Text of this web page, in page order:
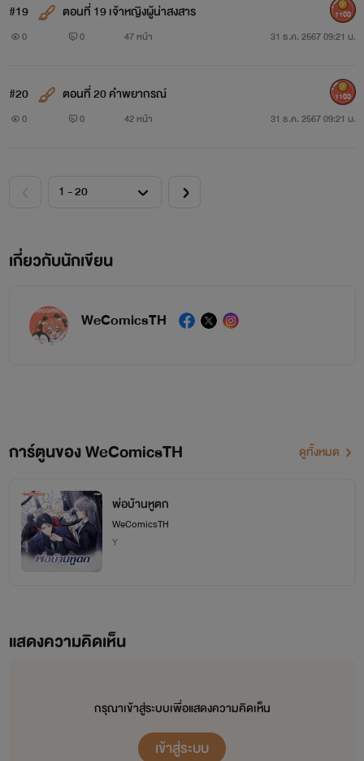
#19 ตอนที่ 19 เจ้าหญิงผู้น่าสงสาร
0 0 47 หน้า 31 ธ.ค. 2567 09:21 น.
1100
#20 ตอนที่ 20 คำพยากรณ์
0 0 42 หน้า 31 ธ.ค. 2567 09:21 น.
1100
เกี่ยวกับนักเขียน
WeComicsTH
การ์ตูนของ WeComicsTH ดูทั้งหมด
พ่อบ้านหูตก
WeComicsTH
Y
แสดงความคิดเห็น
กรุณาเข้าสู่ระบบเพื่อแสดงความคิดเห็น
เข้าสู่ระบบ